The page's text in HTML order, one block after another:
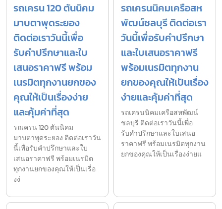
รถเครน 120 ตันนิคม
มาบตาพุดระยอง
ติดต่อเราวันนี้เพื่อ
รับคำปรึกษาและใบ
เสนอราคาฟรี พร้อม
เนรมิตทุกงานยกของ
คุณให้เป็นเรื่องง่าย
และคุ้มค่าที่สุด
รถเครน 120 ตันนิคม
มาบตาพุดระยอง ติดต่อเราวัน
นี้เพื่อรับคำปรึกษาและใบ
เสนอราคาฟรี พร้อมเนรมิต
ทุกงานยกของคุณให้เป็นเรื่อ
งง่
รถเครนนิคมเครือสห
พัฒน์ชลบุรี ติดต่อเรา
วันนี้เพื่อรับคำปรึกษา
และใบเสนอราคาฟรี
พร้อมเนรมิตทุกงาน
ยกของคุณให้เป็นเรื่อง
ง่ายและคุ้มค่าที่สุด
รถเครนนิคมเครือสหพัฒน์
ชลบุรี ติดต่อเราวันนี้เพื่อ
รับคำปรึกษาและใบเสนอ
ราคาฟรี พร้อมเนรมิตทุกงาน
ยกของคุณให้เป็นเรื่องง่ายแ